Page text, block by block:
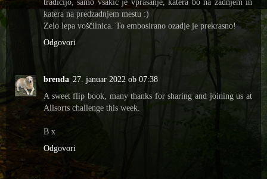
katera na predzadnjem mestu :)
Zelo lepa voščilnica. To embosirano ozadje je prekrasno!
Odgovori
brenda 27. januar 2022 ob 07:38
A sweet flip book, many thanks for sharing and joining us at
Allsorts challenge this week.
B x
Odgovori